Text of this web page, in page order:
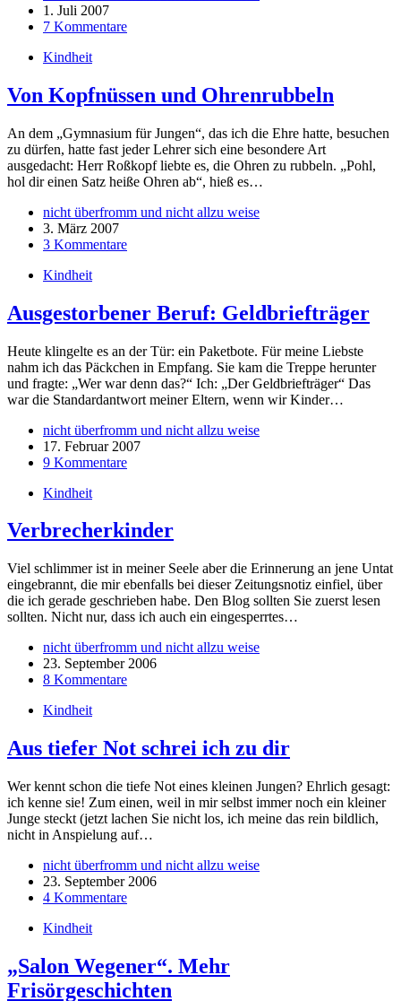
1. Juli 2007
7 Kommentare
Kindheit
Von Kopfnüssen und Ohrenrubbeln
An dem „Gymnasium für Jungen“, das ich die Ehre hatte, besuchen
zu dürfen, hatte fast jeder Lehrer sich eine besondere Art
ausgedacht: Herr Roßkopf liebte es, die Ohren zu rubbeln. „Pohl,
hol dir einen Satz heiße Ohren ab“, hieß es…
nicht überfromm und nicht allzu weise
3. März 2007
3 Kommentare
Kindheit
Ausgestorbener Beruf: Geldbriefträger
Heute klingelte es an der Tür: ein Paketbote. Für meine Liebste
nahm ich das Päckchen in Empfang. Sie kam die Treppe herunter
und fragte: „Wer war denn das?“ Ich: „Der Geldbriefträger“ Das
war die Standardantwort meiner Eltern, wenn wir Kinder…
nicht überfromm und nicht allzu weise
17. Februar 2007
9 Kommentare
Kindheit
Verbrecherkinder
Viel schlimmer ist in meiner Seele aber die Erinnerung an jene Untat
eingebrannt, die mir ebenfalls bei dieser Zeitungsnotiz einfiel, über
die ich gerade geschrieben habe. Den Blog sollten Sie zuerst lesen
sollten. Nicht nur, dass ich auch ein eingesperrtes…
nicht überfromm und nicht allzu weise
23. September 2006
8 Kommentare
Kindheit
Aus tiefer Not schrei ich zu dir
Wer kennt schon die tiefe Not eines kleinen Jungen? Ehrlich gesagt:
ich kenne sie! Zum einen, weil in mir selbst immer noch ein kleiner
Junge steckt (jetzt lachen Sie nicht los, ich meine das rein bildlich,
nicht in Anspielung auf…
nicht überfromm und nicht allzu weise
23. September 2006
4 Kommentare
Kindheit
„Salon Wegener“. Mehr
Frisörgeschichten